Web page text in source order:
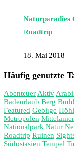
Naturparadies
Roadtrip
18. Mai 2018
Häufig genutzte
Abenteuer Aktiv
Badeurlaub Berg
Featured Gebirge
Metropolen
Nationalpark Natur
Roadtrip Ruinen
Südostasien Tempel